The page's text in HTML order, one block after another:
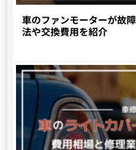
車のファンモーターが故
法や交換費用を紹介